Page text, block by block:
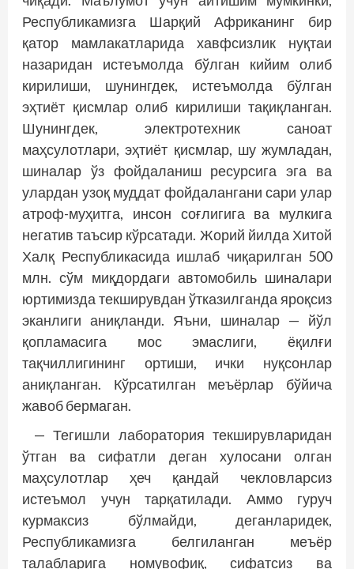
Республикамизга Шарқий Африканинг бир
қатор мамлакатларида хавфсизлик нуқтаи
назаридан истеъмолда бўлган кийим олиб
кирилиши, шунингдек, истеъмолда бўлган
эҳтиёт қисмлар олиб кирилиши тақиқланган.
Шунинг­дек, электротехник саноат
маҳсулотлари, эҳтиёт қисмлар, шу жумладан,
шиналар ўз фойдаланиш ресурсига эга ва
улардан узоқ муддат фойдалангани сари улар
атроф-муҳитга, инсон соғлигига ва мулкига
негатив таъсир кўрсатади. Жорий йилда Хитой
Халқ Республикасида ишлаб чиқарилган 500
млн. сўм миқдордаги автомобиль шиналари
юртимизда текширувдан ўтказилганда яроқсиз
эканлиги аниқланди. Яъни, шиналар — йўл
қопламасига мос эмаслиги, ёқилғи
тақчиллигининг ортиши, ички нуқсонлар
аниқланган. Кўрсатилган меъёрлар бўйича
жавоб бермаган.
— Тегишли лаборатория текширувларидан
ўтган ва сифатли деган хулосани олган
маҳсулотлар ҳеч қандай чекловларсиз
истеъмол учун тарқатилади. Аммо гуруч
курмаксиз бўлмайди, деганларидек,
Республикамизга белгиланган меъёр
талабларига номувофиқ, сифатсиз ва